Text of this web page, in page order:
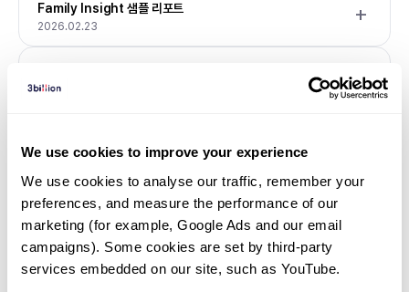
We use cookies to improve your experience
We use cookies to analyse our traffic, remember your
preferences, and measure the performance of our
marketing (for example, Google Ads and our email
campaigns). Some cookies are set by third-party
services embedded on our site, such as YouTube.
Family Insight 샘플 리포트
2026.02.23
2026.01.01
2026.01.01
3B-INTERPRETER 샘플 리포트
2025.07.21
3B-VARIANT 샘플 리포트